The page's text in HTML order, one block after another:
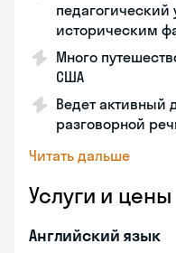
педагогический
историческим
Много
США
Ведет активный
разговорной
Читать дальше
Услуги и цены
Английский язык